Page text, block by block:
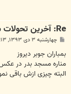
Re: آخرين تحولات سوريه
پ
ت
چهارشنبه ۳ دی ۱۳۹۳, ۳:۱۳ ق.ظ
بمباران جوبر دیروز
مناره مسجد بدر در
البته چیزی ازش باقی